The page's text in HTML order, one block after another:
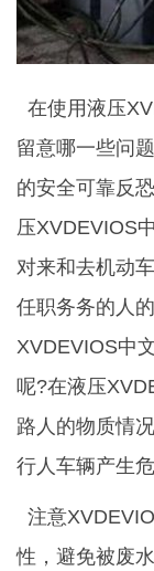
在使用液压
留意哪一些问题
的安全可靠反恐
压XVDEVIOS
对来和去机动车
任职务务的人的
XVDEVIOS中
呢?在液压
路人的物质情
行人车辆产生危害
注意
性，避免被